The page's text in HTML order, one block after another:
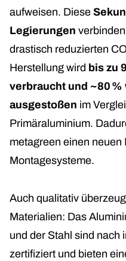
aufweisen. Diese
Legierungen
drastisch reduzierten
Herstellung wird bis zu
verbraucht und ~80 %
ausgestoßen im
Primäraluminium.
metagreen einen
Montagesysteme.
Auch qualitativ
Materialien: Das
und der Stahl sind nach
zertifiziert und bieten